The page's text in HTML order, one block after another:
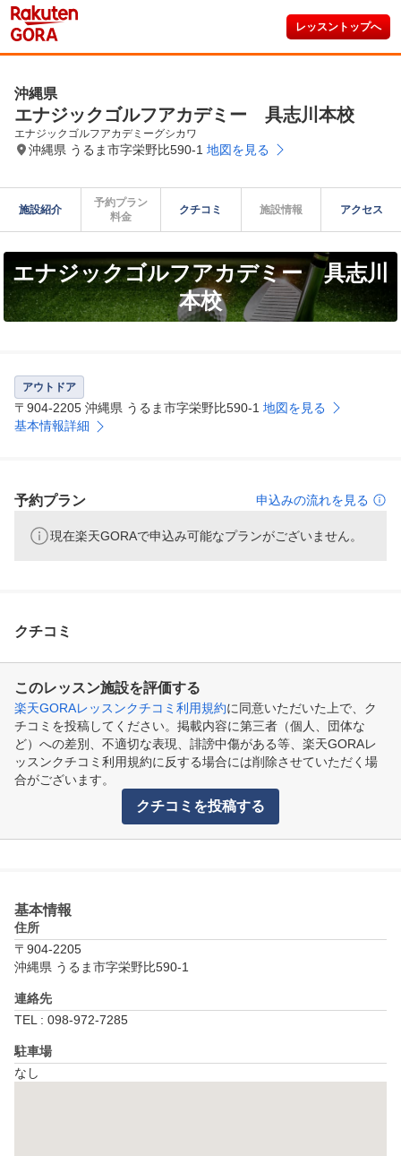
レッスントップへ
沖縄県
エナジックゴルフアカデミー 具志川本校
エナジックゴルフアカデミーグシカワ
沖縄県 うるま市字栄野比590-1 地図を見る
施設紹介
予約プラン
料金
クチコミ 施設情報 アクセス
エナジックゴルフアカデミー 具志川
本校
アウトドア
〒904-2205 沖縄県 うるま市字栄野比590-1 地図を見る
基本情報詳細
予約プラン 申込みの流れを見る
現在楽天GORAで申込み可能なプランがございません。
クチコミ
このレッスン施設を評価する
楽天GORAレッスンクチコミ利用規約に同意いただいた上で、ク
チコミを投稿してください。掲載内容に第三者（個人、団体な
ど）への差別、不適切な表現、誹謗中傷がある等、楽天GORAレ
ッスンクチコミ利用規約に反する場合には削除させていただく場
合がございます。
クチコミを投稿する
基本情報
住所
〒904-2205
沖縄県 うるま市字栄野比590-1
連絡先
TEL : 098-972-7285
駐車場
なし